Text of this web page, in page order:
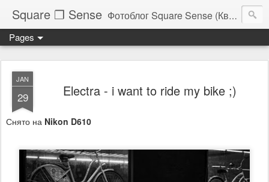
Square ❐ Sense Фотоблог Square Sense (Квадратное Чувство)
Pages
JAN
29 Electra - i want to ride my bike ;)
Снято на Nikon D610